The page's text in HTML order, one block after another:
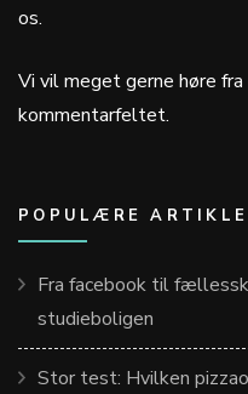
os.
Vi vil meget gerne høre
kommentarfeltet.
POPULÆRE
Fra facebook til
studieboligen
Stor test: Hvilken